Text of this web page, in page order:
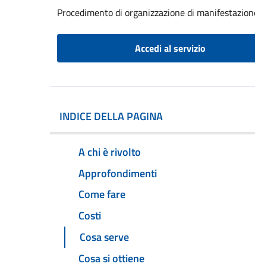
Procedimento di organizzazione di
Accedi al servizio
INDICE DELLA PAGINA
A chi è rivolto
Approfondimenti
Come fare
Costi
Cosa serve
Cosa si ottiene